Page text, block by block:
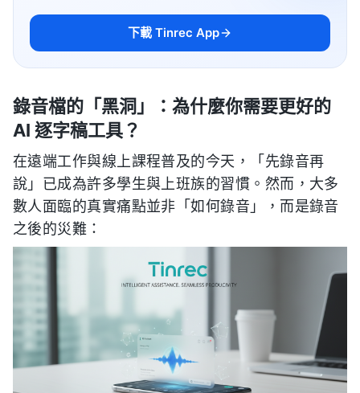
下載 Tinrec App
錄音檔的「黑洞」：為什麼你需要更好的
AI 逐字稿工具？
在遠端工作與線上課程普及的今天，「先錄音再
說」已成為許多學生與上班族的習慣。然而，大多
數人面臨的真實痛點並非「如何錄音」，而是錄音
之後的災難：